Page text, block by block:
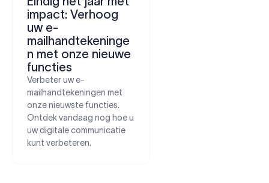
impact: Verhoog
uw e-
mailhandtekeninge
n met onze nieuwe
functies
Verbeter uw e-
mailhandtekeningen met
onze nieuwste functies.
Ontdek vandaag nog hoe u
uw digitale communicatie
kunt verbeteren.